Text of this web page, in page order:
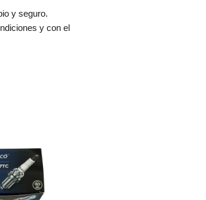
y seguro.
y con el